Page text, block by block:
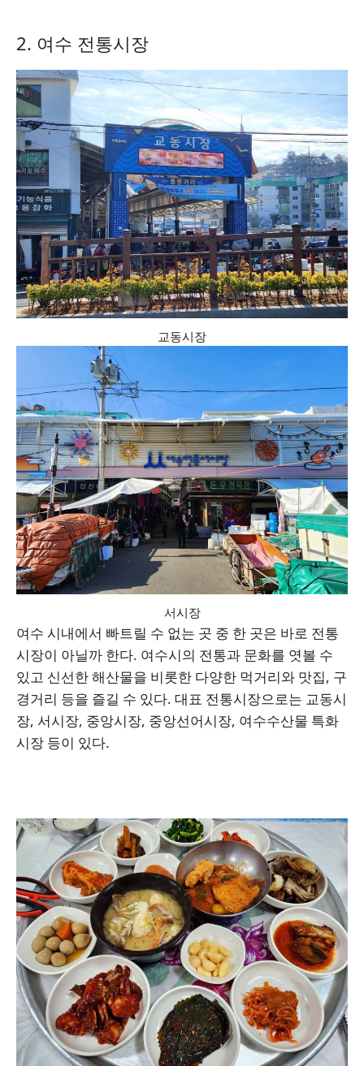
2. 여수 전통시장
교동시장
서시장
여수 시내에서 빠트릴 수 없는 곳 중 한 곳은 바로 전통
시장이 아닐까 한다. 여수시의 전통과 문화를 엿볼 수
있고 신선한 해산물을 비롯한 다양한 먹거리와 맛집, 구
경거리 등을 즐길 수 있다. 대표 전통시장으로는 교동시
장, 서시장, 중앙시장, 중앙선어시장, 여수수산물 특화
시장 등이 있다.